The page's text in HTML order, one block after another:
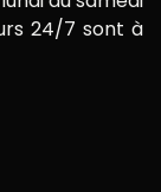
24/7 sont à